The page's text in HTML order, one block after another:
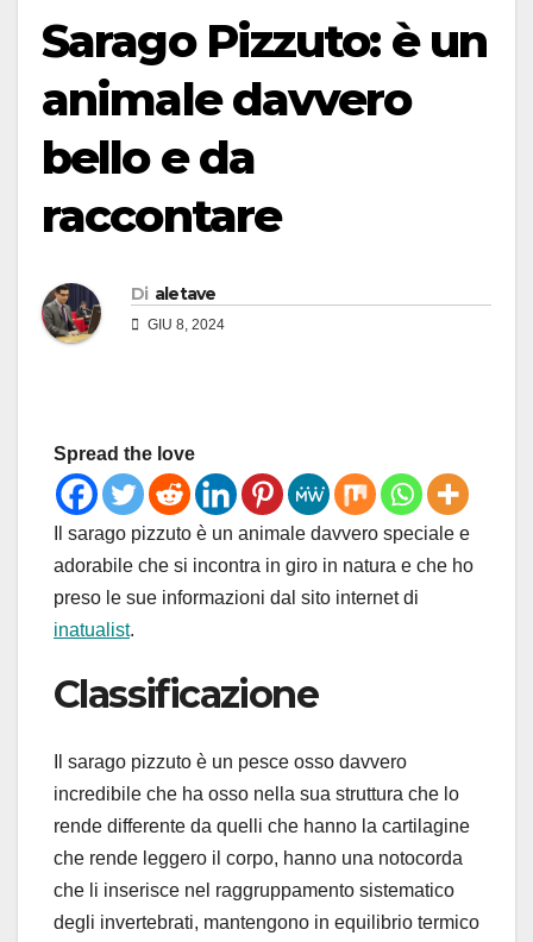
Sarago Pizzuto: è un
animale davvero
bello e da
raccontare
Di aletave
GIU 8, 2024
Spread the love
Il sarago pizzuto è un animale davvero speciale e
adorabile che si incontra in giro in natura e che ho
preso le sue informazioni dal sito internet di
inatualist.
Classificazione
Il sarago pizzuto è un pesce osso davvero
incredibile che ha osso nella sua struttura che lo
rende differente da quelli che hanno la cartilagine
che rende leggero il corpo, hanno una notocorda
che li inserisce nel raggruppamento sistematico
degli invertebrati, mantengono in equilibrio termico